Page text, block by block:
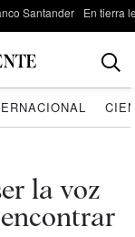
Santander En tierra
la voz